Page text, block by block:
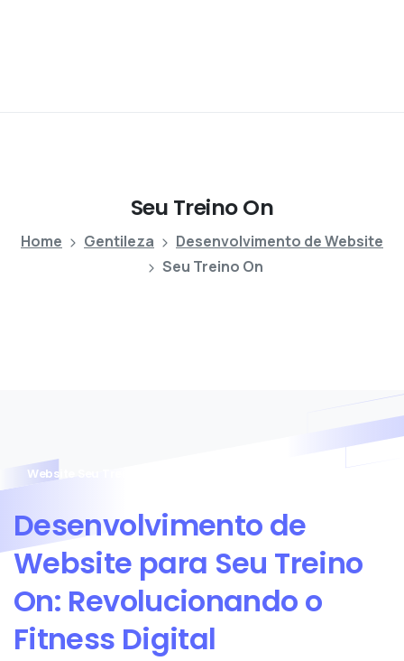
Seu TreinoOn
Home Gentileza
Desenvolvimento de Website
Seu Treino On
Website Seu Treino On
Desenvolvimento de
Website para Seu Treino
On: Revolucionando o
Fitness Digital